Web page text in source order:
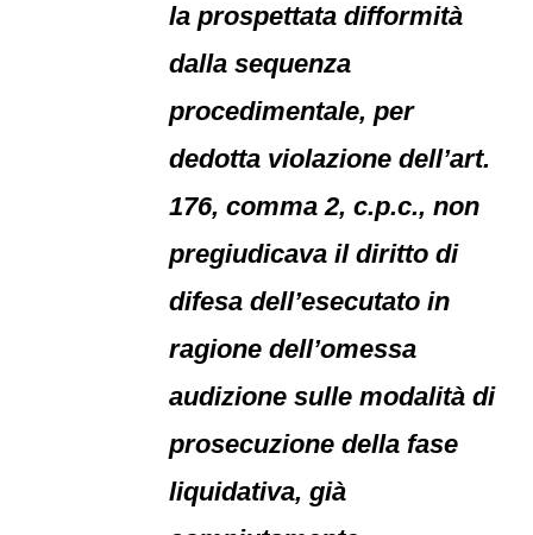
la prospettata difformità
dalla sequenza
procedimentale, per
dedotta violazione dell’art.
176, comma 2, c.p.c., non
pregiudicava il diritto di
difesa dell’esecutato in
ragione dell’omessa
audizione sulle modalità di
prosecuzione della fase
liquidativa, già